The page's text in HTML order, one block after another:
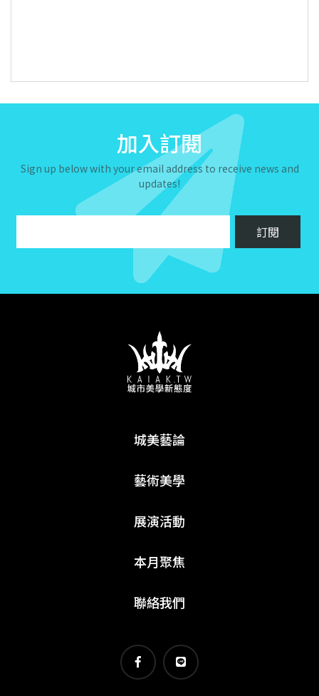
加入訂閱
Sign up below with your email address to receive news and
updates!
城美藝論
藝術美學
展演活動
本月聚焦
聯絡我們